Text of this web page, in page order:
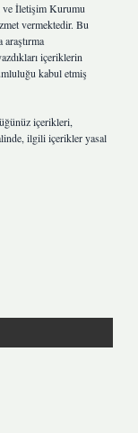
ve İletişim Kurumu
vermektedir. Bu
içeriklerin
kabul etmiş
içerikleri,
ilgili içerikler yasal